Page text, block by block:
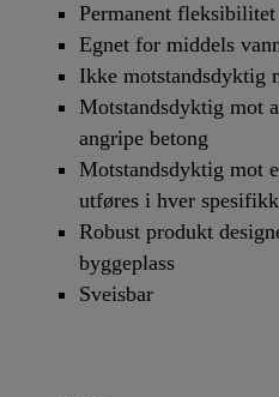
Permanent
Egnet for middels
Ikke motstandsdyktig
Motstandsdyktig mot
angripe betong
Motstandsdyktig mot
utføres i hver
Robust produkt
byggeplass
Sveisbar